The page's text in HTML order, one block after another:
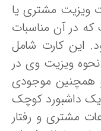
مشتری یا
آن مناسبات
کارت شامل
ویزیت وی در
موجودی
کوچک
و رفتار